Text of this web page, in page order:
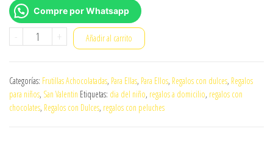
Compre por Whatsapp
-
Arreglo
box
HBD
+ Añadir al carrito
Categorías: Frutillas Achocolatadas, Para Ellas, Para Ellos, Regalos con dulces, Regalos
para niños, San Valentin Etiquetas: dia del niño, regalos a domicilio, regalos con
chocolates, Regalos con Dulces, regalos con peluches